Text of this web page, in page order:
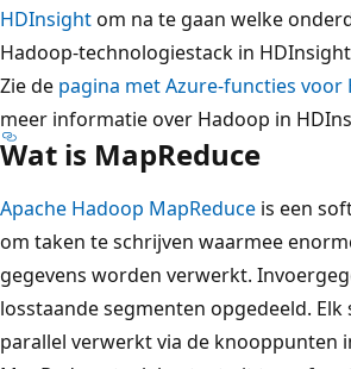
HDInsightom na te gaan welke
Hadoop-technologiestack in
Zie de pagina met Azure-functies voor
meer informatie over Hadoop in
Wat is MapReduce
Apache Hadoop MapReduce is een
om taken te schrijven waarmee
gegevens worden verwerkt.
losstaande segmenten opgedeeld.
parallel verwerkt via de knooppunten